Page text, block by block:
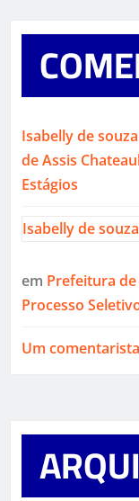
Isabelly de
de Assis
Estágios
Isabelly de
em Prefeitura
Processo
Um